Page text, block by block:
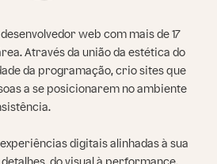
web com mais de 17
Através da união da estética do
da programação, crio sites que
a se posicionarem no ambiente
digitais alinhadas à sua